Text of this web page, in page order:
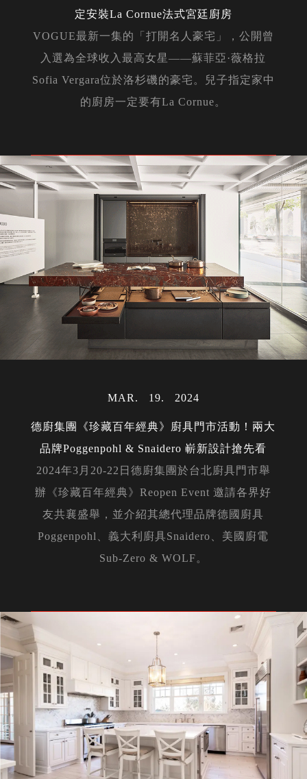
定安裝La Cornue法式宮廷廚房
VOGUE最新一集的「打開名人豪宅」，公開曾
入選為全球收入最高女星——蘇菲亞·薇格拉
Sofia Vergara位於洛杉磯的豪宅。兒子指定家中
的廚房一定要有La Cornue。
MAR 19 2024
德廚集團《珍藏百年經典》廚具門市活動！兩大
品牌Poggenpohl & Snaidero 嶄新設計搶先看
2024年3月20-22日德廚集團於台北廚具門市舉
辦《珍藏百年經典》Reopen Event 邀請各界好
友共襄盛舉，並介紹其總代理品牌德國廚具
Poggenpohl、義大利廚具Snaidero、美國廚電
Sub-Zero & WOLF。